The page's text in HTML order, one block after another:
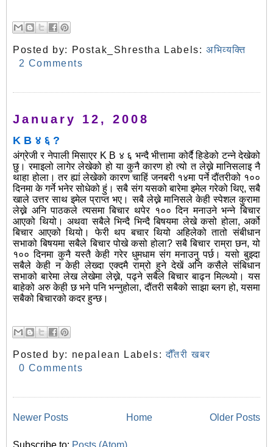
Posted by: Postak_Shrestha Labels:अभिव्यक्ति
2 Comments
January 12, 2008
K B ४ ६ ?
अंग्रेजी र नेपाली मिसाएर K B ४ ६ भन्दै भीत्तामा कोर्दै हिडेको टन्ने देखेको
छु। रमाइलो लागेर लेखेको हो या कुनै कारण हो त्यो त लेख्ने मानिसलाइ नै
थाहा होला। तर ह्यां लेखेको कारण चाहिं जनबरी १४मा पर्ने दौंतरीको १००
दिनमा के गर्ने भनेर सोधेको हुं। सबै संग यसको बारेमा इमेल गरेको थिए, सबै
खाले उत्तर साथ इमेल प्राप्त भए। सबै लेख्ने मानिसले केही स्पेशल कुरामा
लेख्ने अनिपाठकले त्यसमा बिचार थपेर १०० दिन मनाउने भन्ने बिचार
आएको थियो। अथवा सबैले भिन्दै भिन्दै बिषयमा लेखे कसो होला, अर्को
बिचार आएको थियो। फेरी थप बचार थियो अहिलेको तातो संबीधान
सभाको बिषयमा सबैले बिचार पोखे कसो होला? सबै बिचार राम्रा छन, यो
१०० दिनमा कुनै यस्तै केही गरेर धुमधाम संग मनाउनु पर्छ। यसो बुझ्दा
सबैले केही न केही लेख्दा एक्दमै राम्रो हुने देखें अनि कसैले संबिधान
सभाको बारेमा लेख लेखेमा लेख्ने, पढ्ने सबैले बिचार बाढ्न मिल्थ्यो। यस
बाहेको अरु केही छ भने पनि भन्नुहोला, दौंतरी सबैको साझा ब्लग हो, यसमा
सबैको बिचारको कदर हुन्छ।
Posted by: nepalean Labels:दौँतरी खबर
0 Comments
Newer Posts Older Posts
Home